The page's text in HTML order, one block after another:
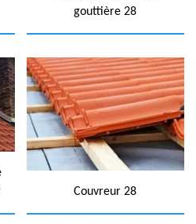
gouttière 28
Couvreur 28